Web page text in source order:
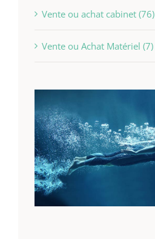
Vente ou achat cabinet (76)
Vente ou Achat Matériel (7)